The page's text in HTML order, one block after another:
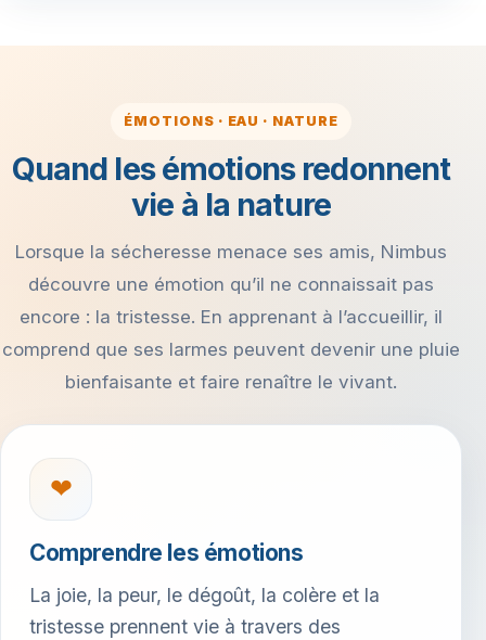
ÉMOTIONS · EAU · NATURE
Quand les émotions redonnent
vie à la nature
Lorsque la sécheresse menace ses amis, Nimbus
découvre une émotion qu’il ne connaissait pas
encore : la tristesse. En apprenant à l’accueillir, il
comprend que ses larmes peuvent devenir une pluie
bienfaisante et faire renaître le vivant.
❤
Comprendre les émotions
La joie, la peur, le dégoût, la colère et la
tristesse prennent vie à travers des